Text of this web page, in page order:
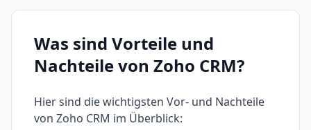
Was sind Vorteile und
Nachteile von Zoho CRM?
Hier sind die wichtigsten Vor- und Nachteile
von Zoho CRM im Überblick: